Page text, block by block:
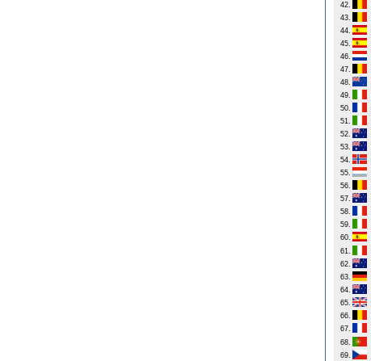
42.
43.
44.
45.
46.
47.
48.
49.
50.
51.
52.
53.
54.
55.
56.
57.
58.
59.
60.
61.
62.
63.
64.
65.
66.
67.
68.
69.